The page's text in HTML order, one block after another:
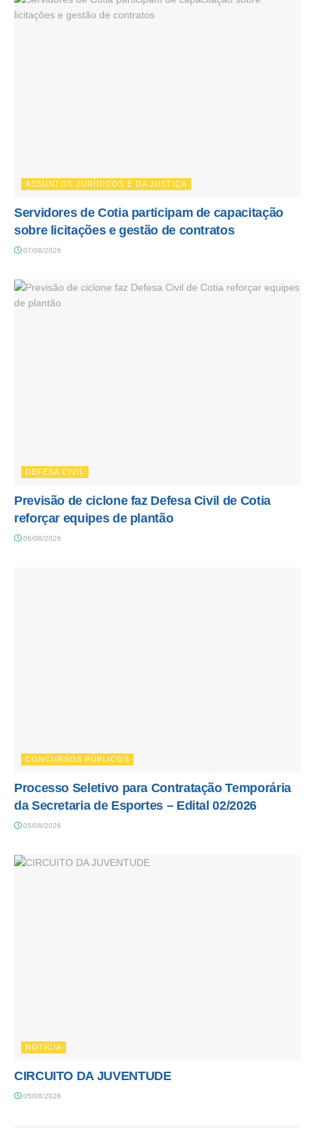
ASSUNTOS JURÍDICOS E DA JUSTIÇA
Servidores de Cotia participam de capacitação
sobre licitações e gestão de contratos
07/08/2026
DEFESA CIVIL
Previsão de ciclone faz Defesa Civil de Cotia
reforçar equipes de plantão
06/08/2026
CONCURSOS PÚBLICOS
Processo Seletivo para Contratação Temporária
da Secretaria de Esportes – Edital 02/2026
05/08/2026
NOTÍCIA
CIRCUITO DA JUVENTUDE
05/08/2026